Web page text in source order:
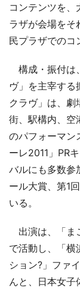
コンテンツを
ラザが会場をそ
民プラザでのコ
構成・振付は
ヴ」を主宰する
クラヴ」は、
街、駅構内、空
のパフォーマン
ーレ2011」PR
バルにも多数参
ール大賞、第1
いる。
出演は、「ま
で活動し、「横
ション?」ファ
んと、日本女子